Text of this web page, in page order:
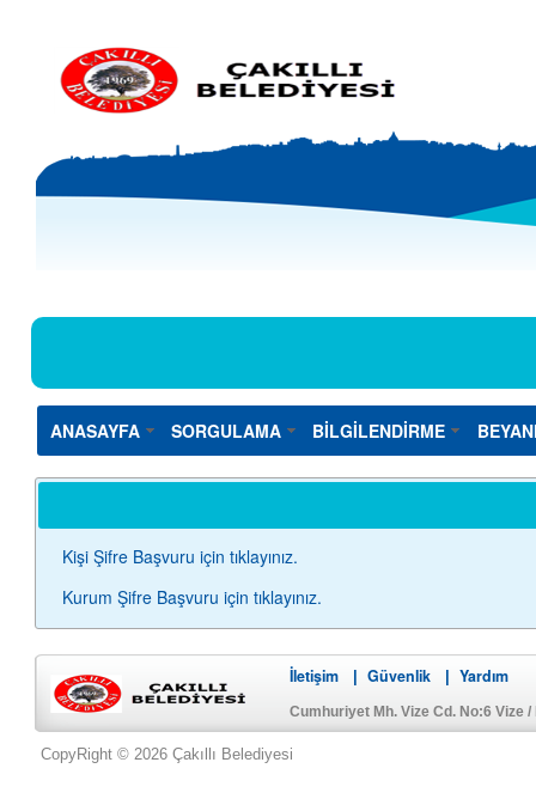
ANASAYFA SORGULAMA BİLGİLENDİRME
Kişi Şifre Başvuru için tıklayınız.
Kurum Şifre Başvuru için tıklayınız.
İletişim Güvenlik Yardım
Cumhuriyet Mh. Vize Cd. No:6 Vize
CopyRight © 2026 Çakıllı Belediyesi